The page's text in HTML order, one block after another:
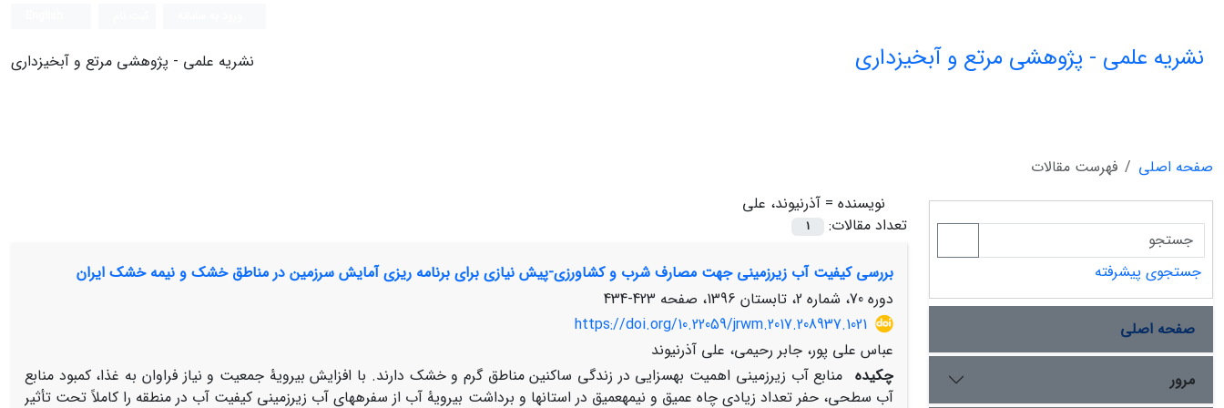
نشریه علمی - پژوهشی مرتع و آبخیزداری نشریه علمی - پژوهشی مرتع و آبخیزداری
صفحه اصلی
فهرست مقالات
نویسنده = آذرنیوند، علی
تعداد مقالات:
1
بررسی کیفیت آب زیرزمینی جهت مصارف شرب و کشاورزی-پیش نیازی برای برنامه ریزی آمایش سرزمین در مناطق خشک و نیمه خشک ایران
دوره 70، شماره 2، تابستان 1396، صفحه
423-434
https://doi.org/10.22059/jrwm.2017.208937.1021
عباس علی پور، جابر رحیمی، علی آذرنیوند
چکیده منابع آب زیرزمینی اهمیت به­سزایی در زندگی ساکنین مناطق گرم و خشک دارند. با افزایش بی­رویۀ جمعیت و نیاز فراوان به غذا، کمبود منابع
آب سطحی، حفر تعداد زیادی چاه عمیق و نیمه­عمیق در استان­ها و برداشت بی­رویۀ آب از سفره­های آب زیرزمینی کیفیت آب در منطقه را کاملاً تحت تأثیر
جستجوی پیشرفته
صفحه اصلی
مرور